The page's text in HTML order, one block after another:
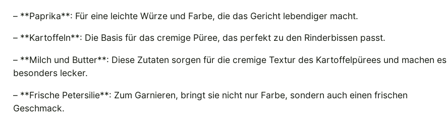
– **Paprika**: Für eine leichte Würze und Farbe, die das Gericht lebendiger macht.
– **Kartoffeln**: Die Basis für das cremige Püree, das perfekt zu den Rinderbissen passt.
– **Milch und Butter**: Diese Zutaten sorgen für die cremige Textur des Kartoffelpürees und machen es
besonders lecker.
– **Frische Petersilie**: Zum Garnieren, bringt sie nicht nur Farbe, sondern auch einen frischen
Geschmack.